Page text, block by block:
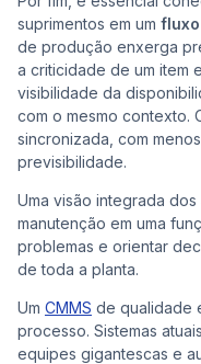
suprimentos em um
de produção enxerga
a criticidade de um item
visibilidade da
com o mesmo contexto.
sincronizada, com
previsibilidade.
Uma visão integrada
manutenção em uma
problemas e orientar
de toda a planta.
Um CMMS de qualidade
processo. Sistemas
equipes gigantescas e